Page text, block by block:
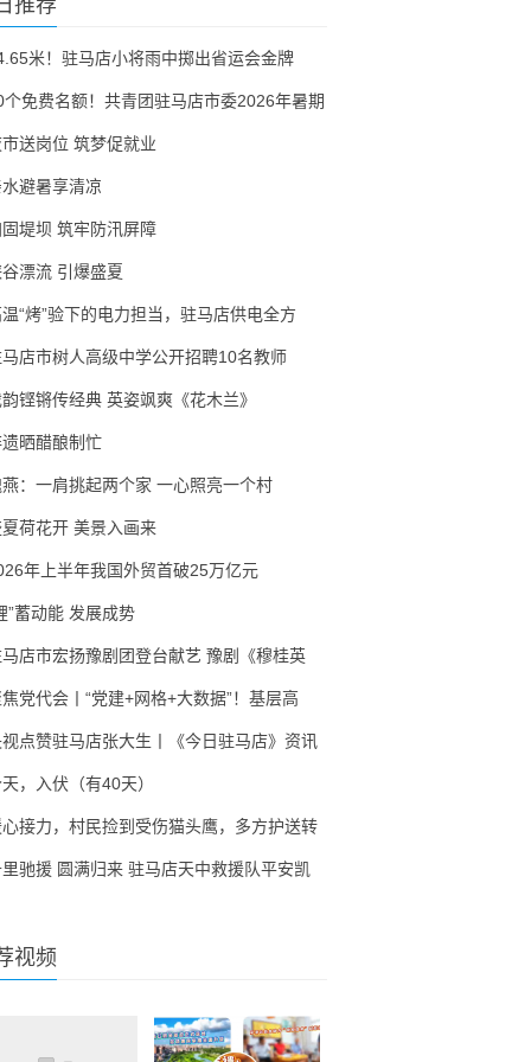
推荐
米！驻马店小将雨中掷出省运会金牌
个免费名额！共青团驻马店市委2026年暑期
送岗位 筑梦促就业
避暑享清凉
堤坝 筑牢防汛屏障
漂流 引爆盛夏
“烤”验下的电力担当，驻马店供电全方
店市树人高级中学公开招聘10名教师
铿锵传经典 英姿飒爽《花木兰》
晒醋酿制忙
：一肩挑起两个家 一心照亮一个村
荷花开 美景入画来
年上半年我国外贸首破25万亿元
”蓄动能 发展成势
店市宏扬豫剧团登台献艺 豫剧《穆桂英
党代会丨“党建+网格+大数据”！基层高
点赞驻马店张大生丨《今日驻马店》资讯
，入伏（有40天）
接力，村民捡到受伤猫头鹰，多方护送转
驰援 圆满归来 驻马店天中救援队平安凯
视频